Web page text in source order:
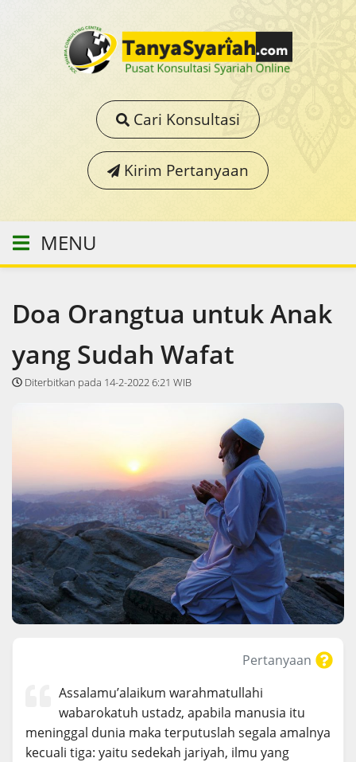
Cari Konsultasi
Kirim Pertanyaan
MENU
Doa Orangtua untuk Anak
yang Sudah Wafat
Diterbitkan pada 14-2-2022 6:21 WIB
Pertanyaan
Assalamu’alaikum warahmatullahi
wabarokatuh ustadz, apabila manusia itu
meninggal dunia maka terputuslah segala amalnya
kecuali tiga: yaitu sedekah jariyah, ilmu yang